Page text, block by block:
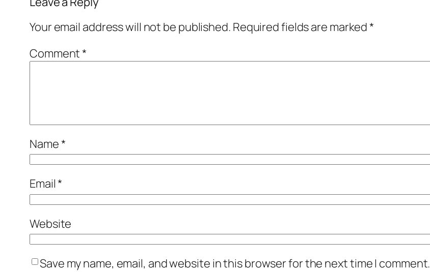
Your email address will not be published. Required fields are marked*
Comment*
Name*
Email*
Website
Save my name, email, and website in this browser for the next time I comment.